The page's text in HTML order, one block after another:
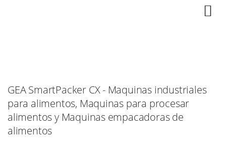
GEA SmartPacker CX - Maquinas industriales
para alimentos, Maquinas para procesar
alimentos y Maquinas empacadoras de
alimentos